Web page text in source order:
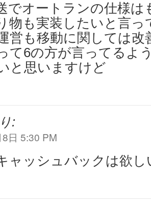
でオートランの仕様は
物も実装したいと言っ
営も移動に関しては
て6の方が言ってるよ
と思いますけど
:
日 5:30 PM
ャッシュバックは欲し